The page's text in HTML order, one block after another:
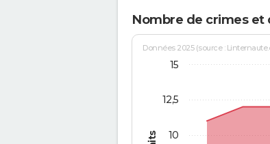
Nombre de crimes et
Données 2025 (source :
10
12,5
15